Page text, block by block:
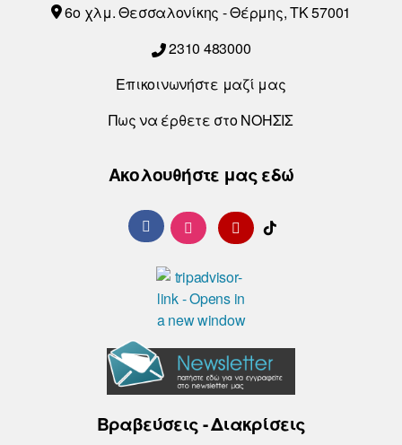
6o χλμ. Θεσσαλονίκης - Θέρμης, ΤΚ 57001
2310 483000
Επικοινωνήστε μαζί μας
Πως να έρθετε στο ΝΟΗΣΙΣ
Ακολουθήστε μας εδώ
Βραβεύσεις - Διακρίσεις